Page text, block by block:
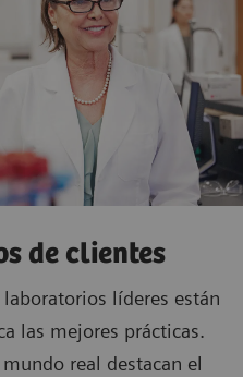
de clientes
líderes están
las mejores prácticas.
real destacan el